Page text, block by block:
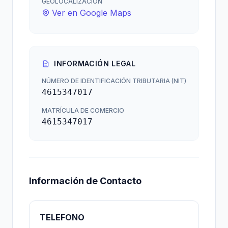
Ver en Google Maps
INFORMACIÓN LEGAL
NÚMERO DE IDENTIFICACIÓN TRIBUTARIA (NIT)
4615347017
MATRÍCULA DE COMERCIO
4615347017
Información de Contacto
TELEFONO